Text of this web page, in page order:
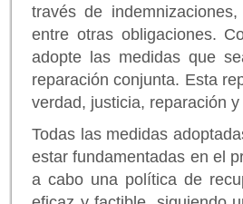
través de
entre otras obligaciones.
adopte las medidas que
reparación conjunta. Esta
verdad, justicia, reparación
Todas las medidas
estar fundamentadas en el
a cabo una política de